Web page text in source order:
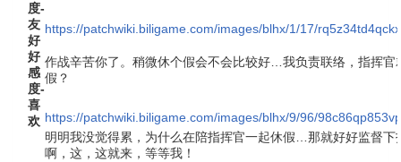
度-
友
好
https://patchwiki.biligame.com/images/blhx/1/17/
好
感
度-
喜
欢
作战辛苦你了。稍微休个假会不会比较好…我负责联络，指挥
假？
https://patchwiki.biligame.com/images/blhx/9/96/
明明我没觉得累，为什么在陪指挥官一起休假…那就好好监督
啊，这，这就来，等等我！